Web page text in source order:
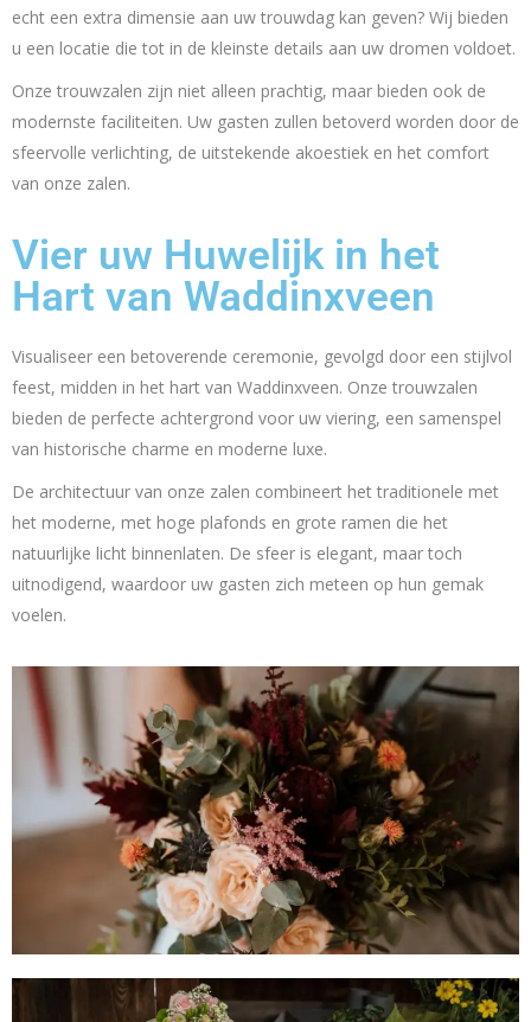
echt een extra dimensie aan uw trouwdag kan geven? Wij bieden
u een locatie die tot in de kleinste details aan uw dromen voldoet.
Onze trouwzalen zijn niet alleen prachtig, maar bieden ook de
modernste faciliteiten. Uw gasten zullen betoverd worden door de
sfeervolle verlichting, de uitstekende akoestiek en het comfort
van onze zalen.
Vier uw Huwelijk in het
Hart van Waddinxveen
Visualiseer een betoverende ceremonie, gevolgd door een stijlvol
feest, midden in het hart van Waddinxveen. Onze trouwzalen
bieden de perfecte achtergrond voor uw viering, een samenspel
van historische charme en moderne luxe.
De architectuur van onze zalen combineert het traditionele met
het moderne, met hoge plafonds en grote ramen die het
natuurlijke licht binnenlaten. De sfeer is elegant, maar toch
uitnodigend, waardoor uw gasten zich meteen op hun gemak
voelen.